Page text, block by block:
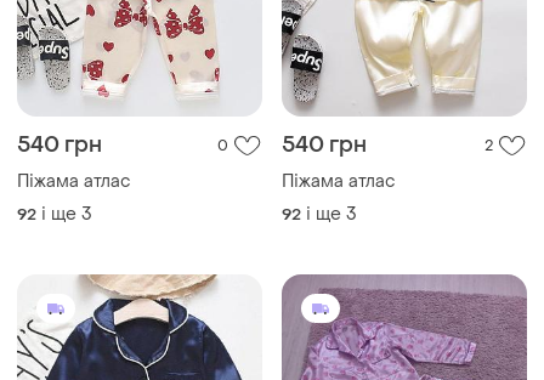
540 грн 0
Піжама атлас
92 і ще 3
540 грн 2
Піжама атлас
92 і ще 3